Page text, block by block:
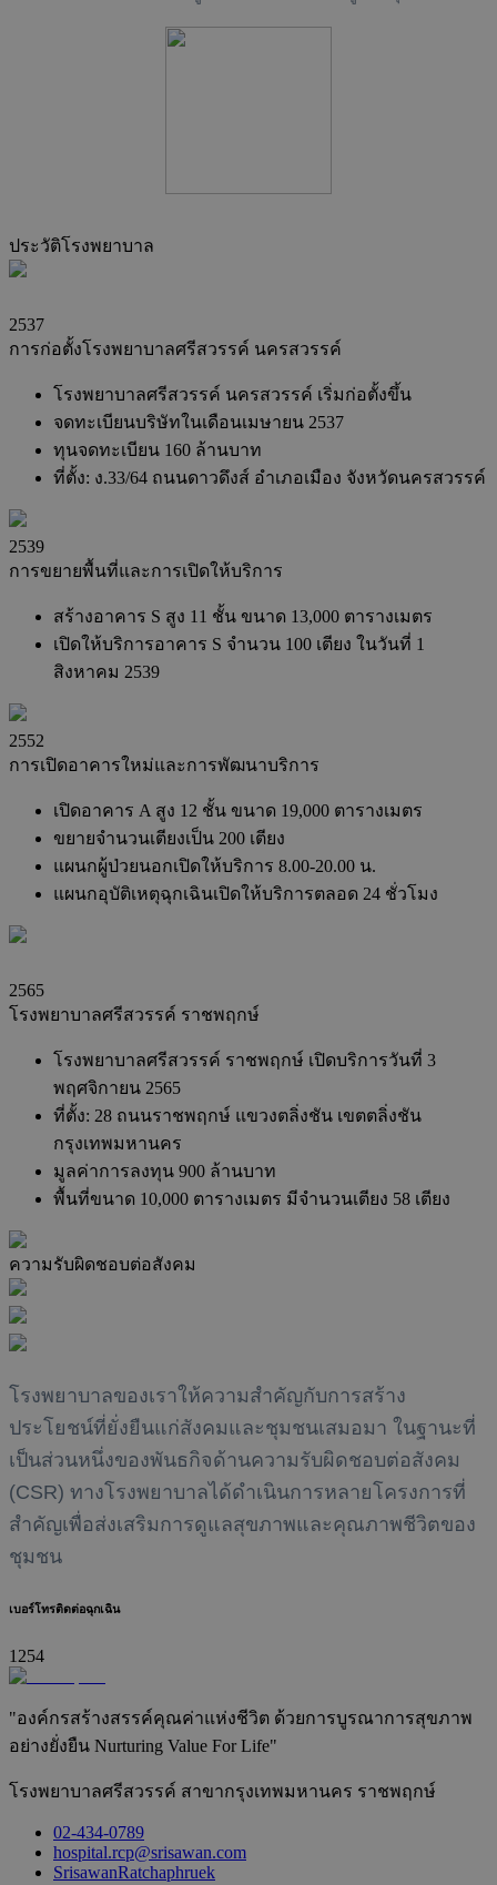
ประวัติโรงพยาบาล
2537
การก่อตั้งโรงพยาบาลศรีสวรรค์ นครสวรรค์
โรงพยาบาลศรีสวรรค์ นครสวรรค์ เริ่มก่อตั้งขึ้น
จดทะเบียนบริษัทในเดือนเมษายน 2537
ทุนจดทะเบียน 160 ล้านบาท
ที่ตั้ง: ง.33/64 ถนนดาวดึงส์ อำเภอเมือง จังหวัดนครสวรรค์
2539
การขยายพื้นที่และการเปิดให้บริการ
สร้างอาคาร S สูง 11 ชั้น ขนาด 13,000 ตารางเมตร
เปิดให้บริการอาคาร S จำนวน 100 เตียง ในวันที่ 1
สิงหาคม 2539
2552
การเปิดอาคารใหม่และการพัฒนาบริการ
เปิดอาคาร A สูง 12 ชั้น ขนาด 19,000 ตารางเมตร
ขยายจำนวนเตียงเป็น 200 เตียง
แผนกผู้ป่วยนอกเปิดให้บริการ 8.00-20.00 น.
แผนกอุบัติเหตุฉุกเฉินเปิดให้บริการตลอด 24 ชั่วโมง
2565
โรงพยาบาลศรีสวรรค์ ราชพฤกษ์
โรงพยาบาลศรีสวรรค์ ราชพฤกษ์ เปิดบริการวันที่ 3
พฤศจิกายน 2565
ที่ตั้ง: 28 ถนนราชพฤกษ์ แขวงตลิ่งชัน เขตตลิ่งชัน
กรุงเทพมหานคร
มูลค่าการลงทุน 900 ล้านบาท
พื้นที่ขนาด 10,000 ตารางเมตร มีจำนวนเตียง 58 เตียง
ความรับผิดชอบต่อสังคม
โรงพยาบาลของเราให้ความสำคัญกับการสร้าง
ประโยชน์ที่ยั่งยืนแก่สังคมและชุมชนเสมอมา ในฐานะที่
เป็นส่วนหนึ่งของพันธกิจด้านความรับผิดชอบต่อสังคม
(CSR) ทางโรงพยาบาลได้ดำเนินการหลายโครงการที่
สำคัญเพื่อส่งเสริมการดูแลสุขภาพและคุณภาพชีวิตของ
ชุมชน
เบอร์โทรติดต่อฉุกเฉิน
1254
"องค์กรสร้างสรรค์คุณค่าแห่งชีวิต ด้วยการบูรณาการสุขภาพ
อย่างยั่งยืน Nurturing Value For Life"
โรงพยาบาลศรีสวรรค์ สาขากรุงเทพมหานคร ราชพฤกษ์
02-434-0789
hospital.rcp@srisawan.com
SrisawanRatchaphruek